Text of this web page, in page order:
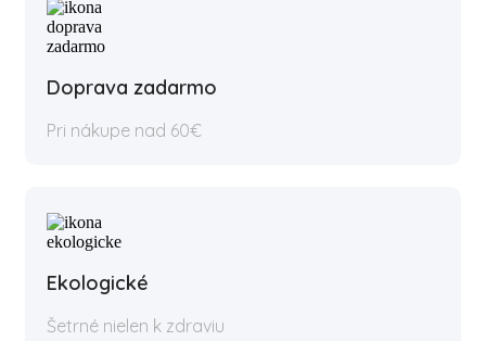
Doprava zadarmo
Pri nákupe nad 60€
Ekologické
Šetrné nielen k zdraviu